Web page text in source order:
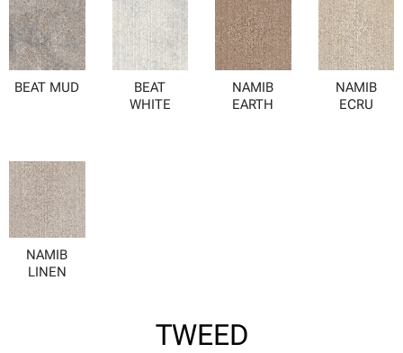
BEAT MUD
BEAT
WHITE
NAMIB
EARTH
NAMIB
ECRU
NAMIB
LINEN
TWEED